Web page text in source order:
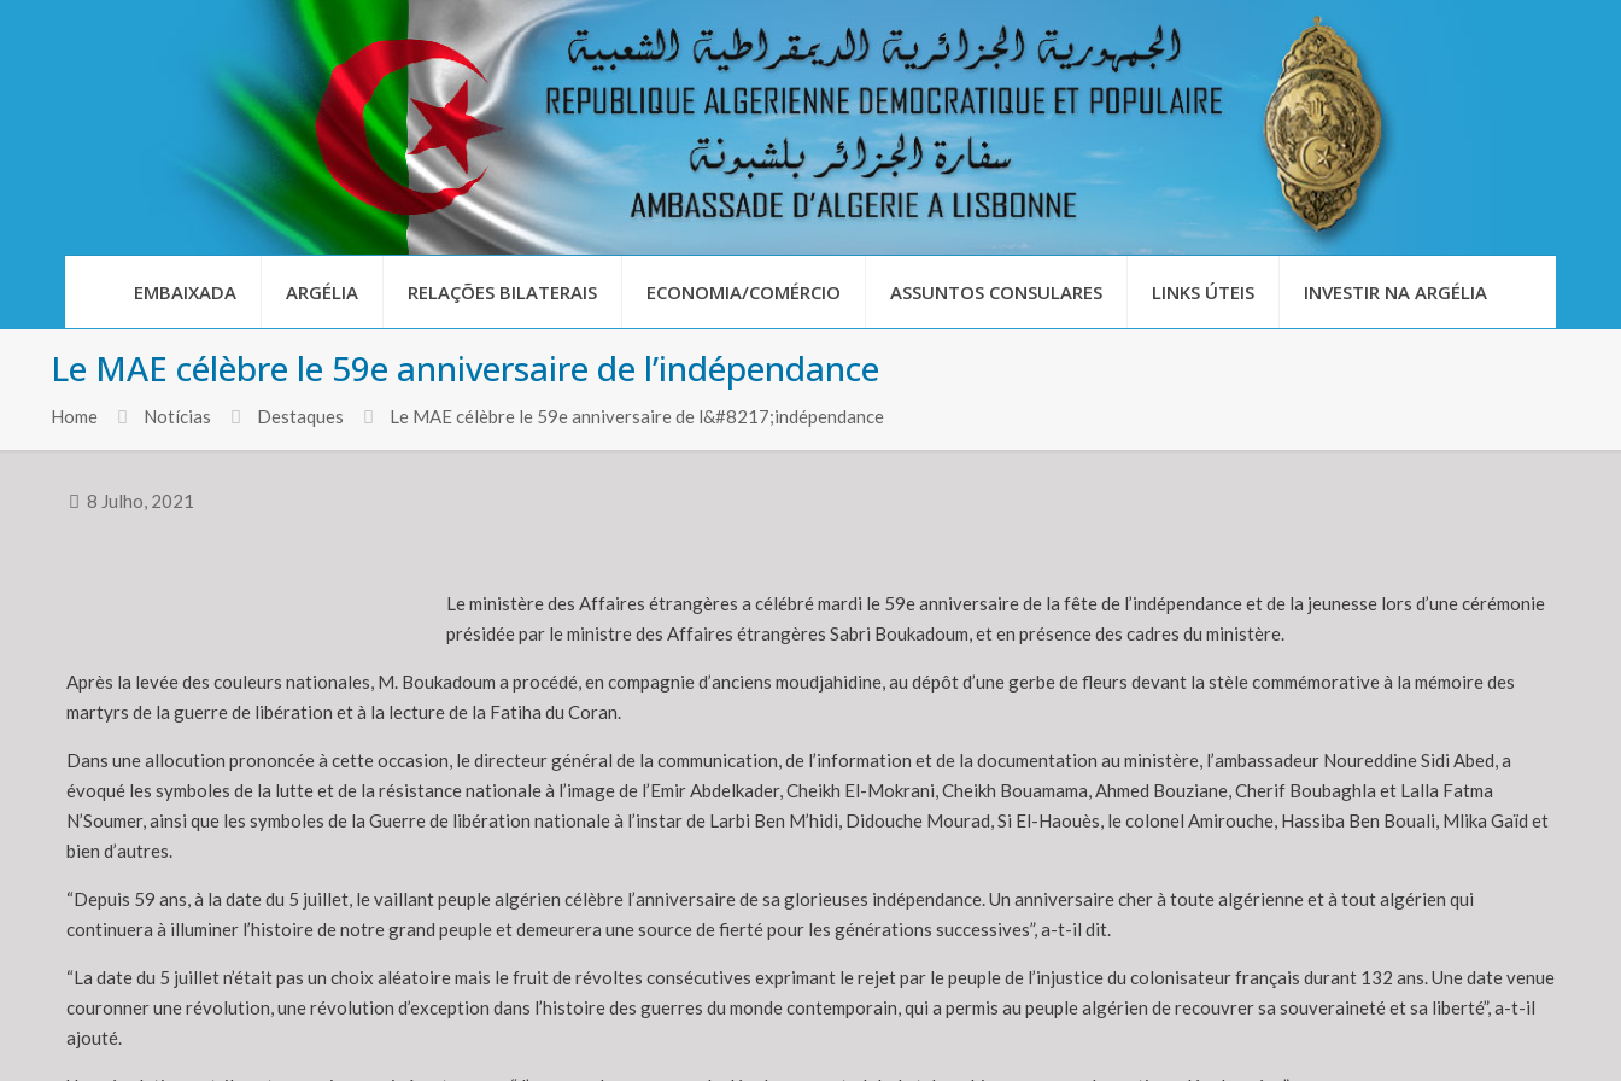
EMBAIXADA ARGÉLIA RELAÇÕES BILATERAIS ECONOMIA/COMÉRCIO ASSUNTOS CONSULARES LINKS ÚTEIS INVESTIR NA ARGÉLIA
Le MAE célèbre le 59e anniversaire de l’indépendance
Home Notícias Destaques Le MAE célèbre le 59e anniversaire de l&#8217;indépendance
8 Julho, 2021
Le ministère des Affaires étrangères a célébré mardi le 59e anniversaire de la fête de l’indépendance et de la jeunesse lors d’une cérémonie
présidée par le ministre des Affaires étrangères Sabri Boukadoum, et en présence des cadres du ministère.
Après la levée des couleurs nationales, M. Boukadoum a procédé, en compagnie d’anciens moudjahidine, au dépôt d’une gerbe de fleurs devant la stèle commémorative à la mémoire des
martyrs de la guerre de libération et à la lecture de la Fatiha du Coran.
Dans une allocution prononcée à cette occasion, le directeur général de la communication, de l’information et de la documentation au ministère, l’ambassadeur Noureddine Sidi Abed, a
évoqué les symboles de la lutte et de la résistance nationale à l’image de l’Emir Abdelkader, Cheikh El-Mokrani, Cheikh Bouamama, Ahmed Bouziane, Cherif Boubaghla et Lalla Fatma
N’Soumer, ainsi que les symboles de la Guerre de libération nationale à l’instar de Larbi Ben M’hidi, Didouche Mourad, Si El-Haouès, le colonel Amirouche, Hassiba Ben Bouali, Mlika Gaïd et
bien d’autres.
“Depuis 59 ans, à la date du 5 juillet, le vaillant peuple algérien célèbre l’anniversaire de sa glorieuses indépendance. Un anniversaire cher à toute algérienne et à tout algérien qui
continuera à illuminer l’histoire de notre grand peuple et demeurera une source de fierté pour les générations successives”, a-t-il dit.
“La date du 5 juillet n’était pas un choix aléatoire mais le fruit de révoltes consécutives exprimant le rejet par le peuple de l’injustice du colonisateur français durant 132 ans. Une date venue
couronner une révolution, une révolution d’exception dans l’histoire des guerres du monde contemporain, qui a permis au peuple algérien de recouvrer sa souveraineté et sa liberté”, a-t-il
ajouté.